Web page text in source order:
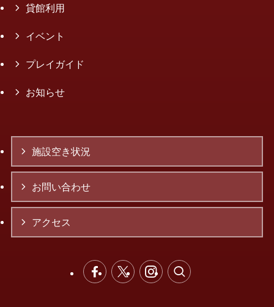
貸館利用
イベント
プレイガイド
お知らせ
施設空き状況
お問い合わせ
アクセス